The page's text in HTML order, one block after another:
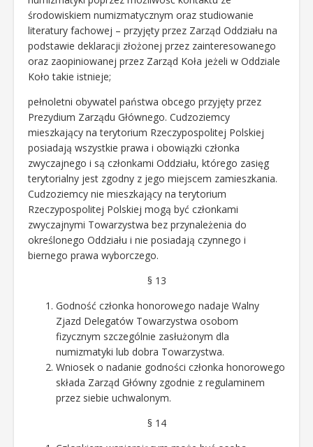
środowiskiem numizmatycznym oraz studiowanie
literatury fachowej – przyjęty przez Zarząd Oddziału na
podstawie deklaracji złożonej przez zainteresowanego
oraz zaopiniowanej przez Zarząd Koła jeżeli w Oddziale
Koło takie istnieje;
pełnoletni obywatel państwa obcego przyjęty przez
Prezydium Zarządu Głównego. Cudzoziemcy
mieszkający na terytorium Rzeczypospolitej Polskiej
posiadają wszystkie prawa i obowiązki członka
zwyczajnego i są członkami Oddziału, którego zasięg
terytorialny jest zgodny z jego miejscem zamieszkania.
Cudzoziemcy nie mieszkający na terytorium
Rzeczypospolitej Polskiej mogą być członkami
zwyczajnymi Towarzystwa bez przynależenia do
określonego Oddziału i nie posiadają czynnego i
biernego prawa wyborczego.
§ 13
Godność członka honorowego nadaje Walny
Zjazd Delegatów Towarzystwa osobom
fizycznym szczególnie zasłużonym dla
numizmatyki lub dobra Towarzystwa.
Wniosek o nadanie godności członka honorowego
składa Zarząd Główny zgodnie z regulaminem
przez siebie uchwalonym.
§ 14